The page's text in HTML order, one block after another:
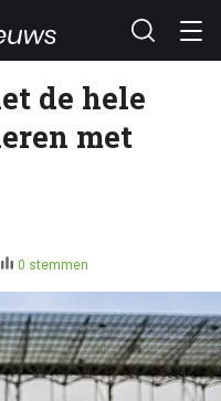
de hele
met
0 stemmen